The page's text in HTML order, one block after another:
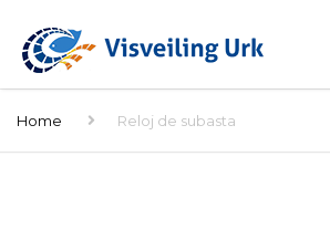
Home Reloj de subasta